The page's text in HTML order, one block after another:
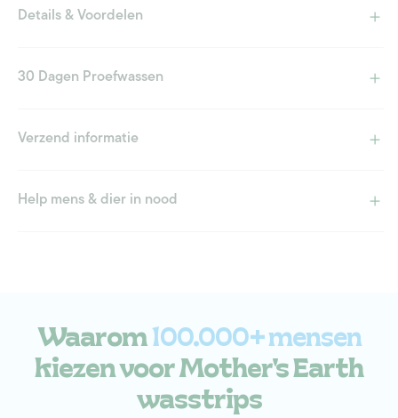
Details & Voordelen
30 Dagen Proefwassen
Verzend informatie
Help mens & dier in nood
Waarom100.000+ mensen
kiezen voor Mother's Earth
wasstrips